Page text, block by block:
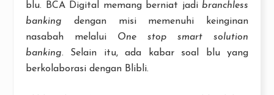
blu. BCA Digital memang berniat jadi branchless
banking dengan misi memenuhi keinginan
nasabah melalui One stop smart solution
banking. Selain itu, ada kabar soal blu yang
berkolaborasi dengan Blibli.